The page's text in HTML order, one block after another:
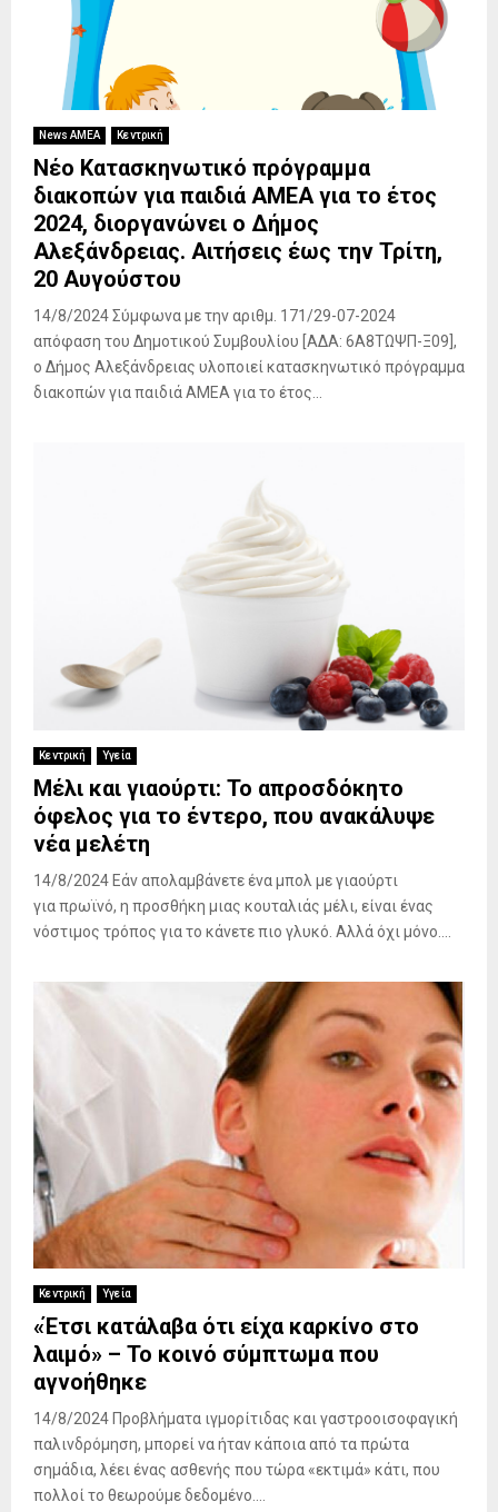
News ΑΜΕΑ Κεντρική
Νέο Κατασκηνωτικό πρόγραμμα
διακοπών για παιδιά ΑΜΕΑ για το έτος
2024, διοργανώνει ο Δήμος
Αλεξάνδρειας. Αιτήσεις έως την Τρίτη,
20 Αυγούστου
14/8/2024 Σύμφωνα με την αριθμ. 171/29-07-2024
απόφαση του Δημοτικού Συμβουλίου [ΑΔΑ: 6Α8ΤΩΨΠ-Ξ09],
ο Δήμος Αλεξάνδρειας υλοποιεί κατασκηνωτικό πρόγραμμα
διακοπών για παιδιά ΑΜΕΑ για το έτος...
Κεντρική Υγεία
Μέλι και γιαούρτι: Το απροσδόκητο
όφελος για το έντερο, που ανακάλυψε
νέα μελέτη
14/8/2024 Εάν απολαμβάνετε ένα μπολ με γιαούρτι
για πρωϊνό, η προσθήκη μιας κουταλιάς μέλι, είναι ένας
νόστιμος τρόπος για το κάνετε πιο γλυκό. Αλλά όχι μόνο....
Κεντρική Υγεία
«Έτσι κατάλαβα ότι είχα καρκίνο στο
λαιμό» – Το κοινό σύμπτωμα που
αγνοήθηκε
14/8/2024 Προβλήματα ιγμορίτιδας και γαστροοισοφαγική
παλινδρόμηση, μπορεί να ήταν κάποια από τα πρώτα
σημάδια, λέει ένας ασθενής που τώρα «εκτιμά» κάτι, που
πολλοί το θεωρούμε δεδομένο....